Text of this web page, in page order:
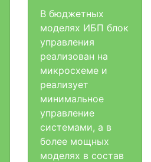
В бюджетных
моделях ИБП блок
управления
реализован на
микросхеме и
реализует
минимальное
управление
системами, а в
более мощных
моделях в состав